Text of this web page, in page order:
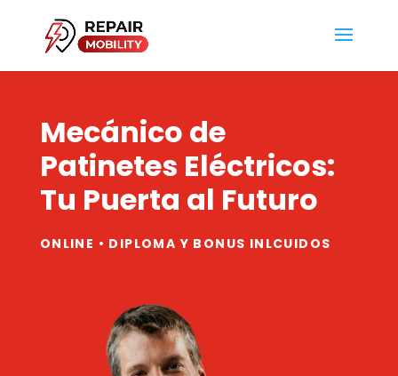
Mecánico de
Patinetes Eléctricos:
Tu Puerta al Futuro
ONLINE • DIPLOMA Y BONUS INLCUIDOS